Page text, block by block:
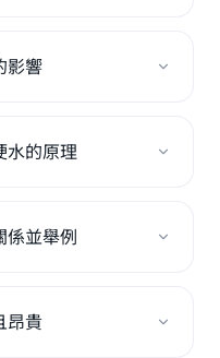
影響
水的原理
並舉例
昂貴